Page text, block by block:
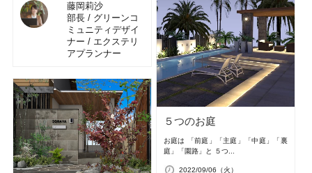
藤岡莉沙
部長 / グリーンコ
ミュニティデザイ
ナー / エクステリ
アプランナー
５つのお庭
お庭は 「前庭」「主庭」「中庭」「裏
庭」「園路」と ５つ...
2022/09/06（火）